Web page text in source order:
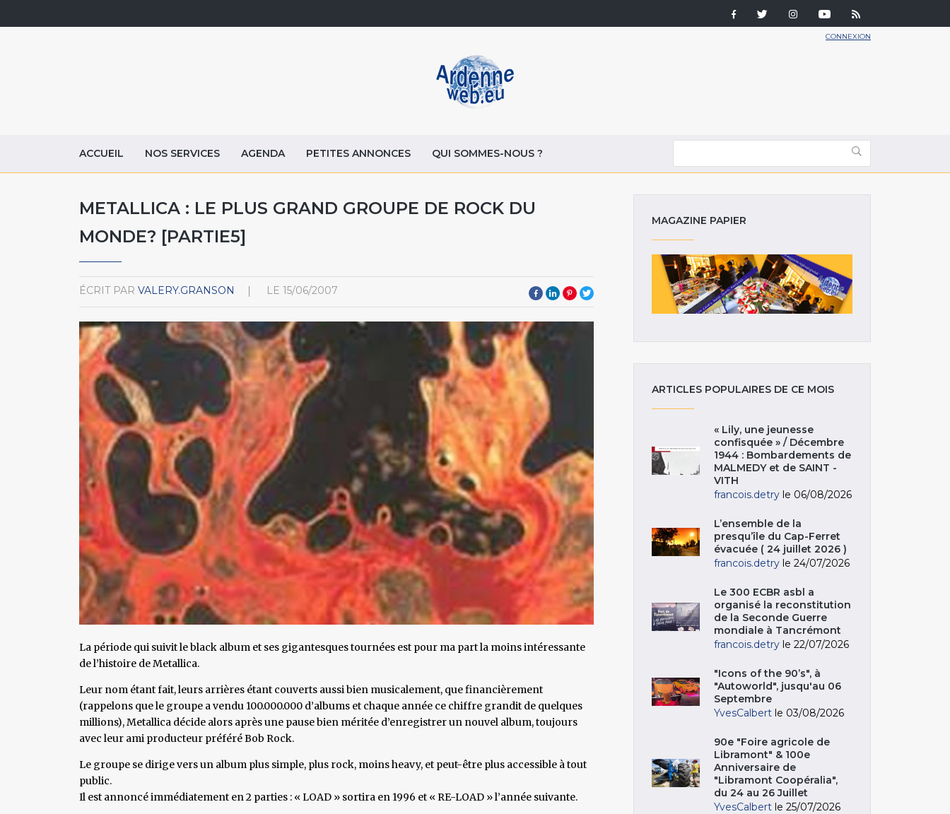
CONNEXION
ACCUEIL NOS SERVICES AGENDA PETITES ANNONCES QUI SOMMES-NOUS ?
METALLICA : LE PLUS GRAND GROUPE DE ROCK DU
MONDE? [PARTIE5]
ÉCRIT PAR VALERY.GRANSON LE 15/06/2007
La période qui suivit le black album et ses gigantesques tournées est pour ma part la moins intéressante
de l’histoire de Metallica.
Leur nom étant fait, leurs arrières étant couverts aussi bien musicalement, que financièrement
(rappelons que le groupe a vendu 100.000.000 d’albums et chaque année ce chiffre grandit de quelques
millions), Metallica décide alors après une pause bien méritée d’enregistrer un nouvel album, toujours
avec leur ami producteur préféré Bob Rock.
Le groupe se dirige vers un album plus simple, plus rock, moins heavy, et peut-être plus accessible à tout
public.
Il est annoncé immédiatement en 2 parties : « LOAD » sortira en 1996 et « RE-LOAD » l’année suivante.
MAGAZINE PAPIER
ARTICLES POPULAIRES DE CE MOIS
« Lily, une jeunesse
confisquée » / Décembre
1944 : Bombardements de
MALMEDY et de SAINT -
VITH
francois.detry le 06/08/2026
L’ensemble de la
presqu’île du Cap-Ferret
évacuée ( 24 juillet 2026 )
francois.detry le 24/07/2026
Le 300 ECBR asbl a
organisé la reconstitution
de la Seconde Guerre
mondiale à Tancrémont
francois.detry le 22/07/2026
"Icons of the 90’s", à
"Autoworld", jusqu'au 06
Septembre
YvesCalbert le 03/08/2026
90e "Foire agricole de
Libramont" & 100e
Anniversaire de
"Libramont Coopéralia",
du 24 au 26 Juillet
YvesCalbert le 25/07/2026